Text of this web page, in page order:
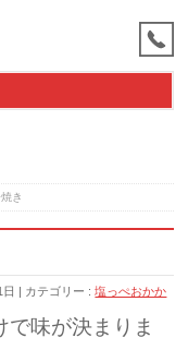
き
カテゴリー :塩っぺおかか
で味が決まりま